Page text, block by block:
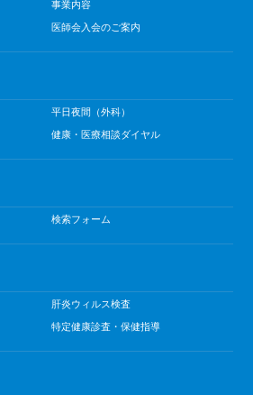
事業内容
医師会入会のご案内
平日夜間（外科）
健康・医療相談ダイヤル
検索フォーム
肝炎ウィルス検査
特定健康診査・保健指導